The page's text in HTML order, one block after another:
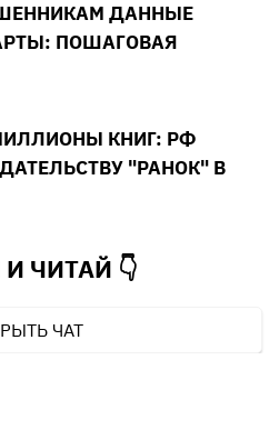
ДАННЫЕ
ПОШАГОВАЯ
КНИГ: РФ
"РАНОК" В
И ЧИТАЙ 👇
ЧАТ